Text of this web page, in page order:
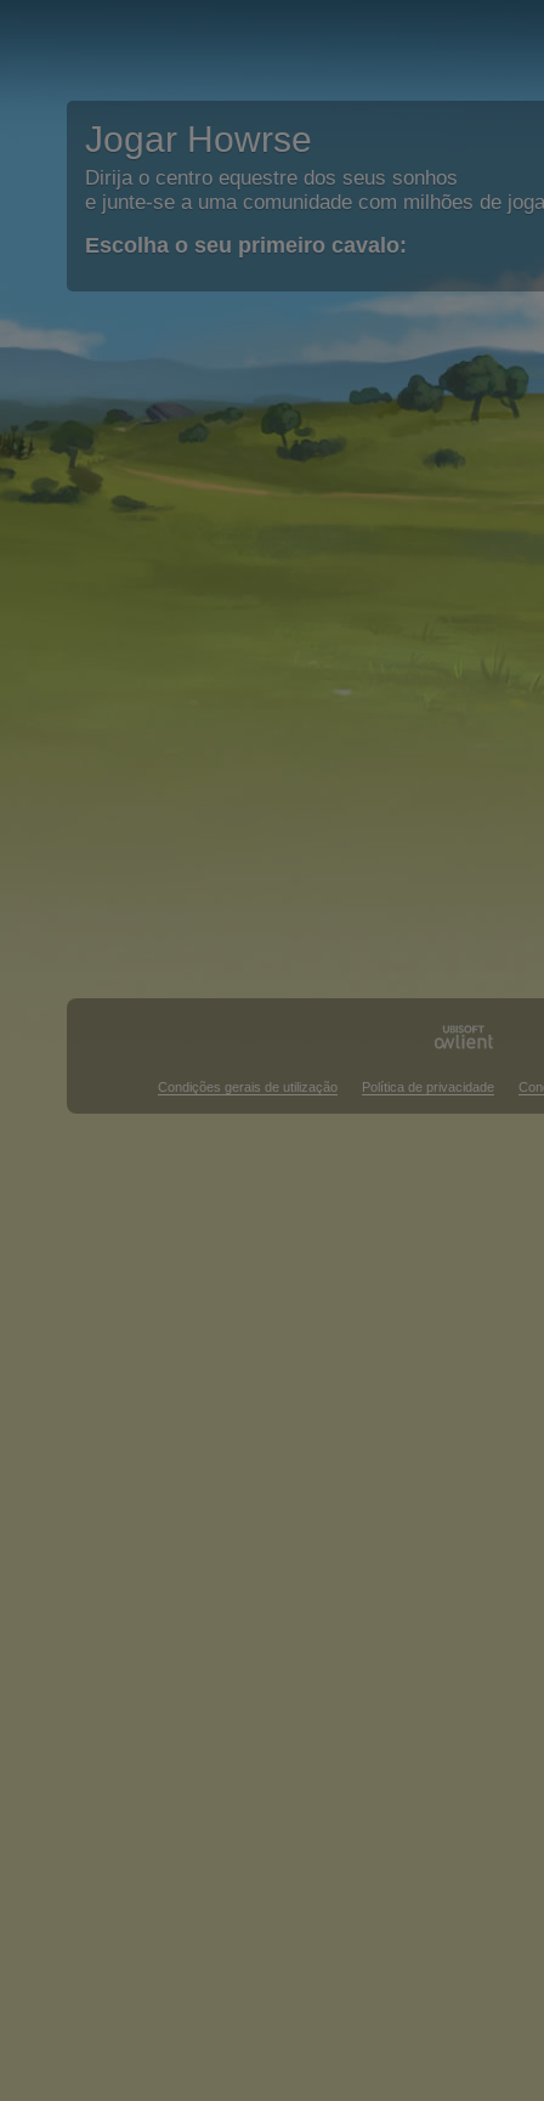
Jogar Howrse
Dirija o centro equestre dos seus sonhos
e junte-se a uma comunidade com milhões de
Escolha o seu primeiro cavalo:
Condições gerais de utilização Política de privacidade